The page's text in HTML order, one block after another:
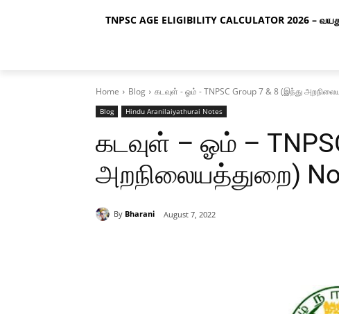
TNPSC AGE ELIGIBILITY CALCULATOR 2026 –
Home Blog கடவுள் - ஓம் - TNPSC Group 7 & 8 (இந்து
Blog Hindu Aranilaiyathurai Notes
கடவுள் – ஓம் –
அறநிலையத்துறை)
By Bharani August 7, 2022